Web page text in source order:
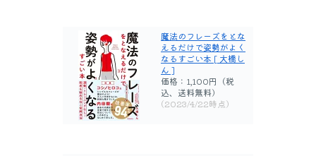
魔法のフレーズをとな
えるだけで姿勢がよく
なるすごい本 [ 大橋し
ん ]
価格：1,100円（税
込、送料無料)
(2023/4/22時点)